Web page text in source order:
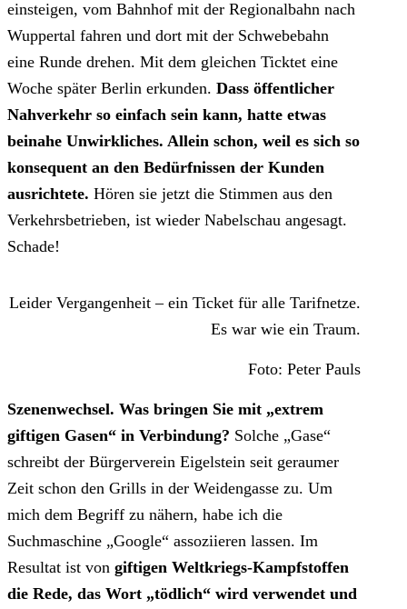
einsteigen, vom Bahnhof mit der Regionalbahn nach
Wuppertal fahren und dort mit der Schwebebahn
eine Runde drehen. Mit dem gleichen Ticktet eine
Woche später Berlin erkunden. Dass öffentlicher
Nahverkehr so einfach sein kann, hatte etwas
beinahe Unwirkliches. Allein schon, weil es sich so
konsequent an den Bedürfnissen der Kunden
ausrichtete. Hören sie jetzt die Stimmen aus den
Verkehrsbetrieben, ist wieder Nabelschau angesagt.
Schade!
Leider Vergangenheit – ein Ticket für alle Tarifnetze.
Es war wie ein Traum.
Foto: Peter Pauls
Szenenwechsel. Was bringen Sie mit „extrem
giftigen Gasen“ in Verbindung? Solche „Gase“
schreibt der Bürgerverein Eigelstein seit geraumer
Zeit schon den Grills in der Weidengasse zu. Um
mich dem Begriff zu nähern, habe ich die
Suchmaschine „Google“ assoziieren lassen. Im
Resultat ist von giftigen Weltkriegs-Kampfstoffen
die Rede, das Wort „tödlich“ wird verwendet und